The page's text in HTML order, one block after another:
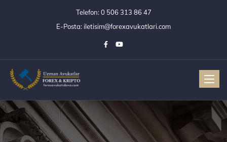
Telefon:0 506 313 86 47
E-Posta: iletisim@forexavukatlari.com